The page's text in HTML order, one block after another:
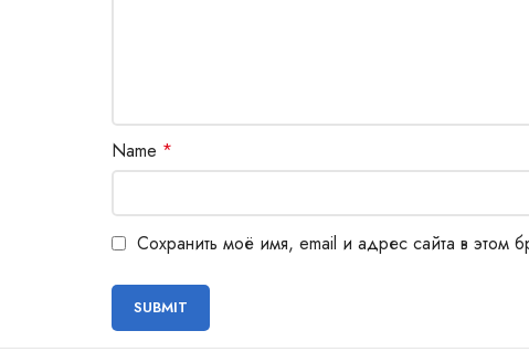
Name *
Сохранить моё имя, email и адрес сайта в этом